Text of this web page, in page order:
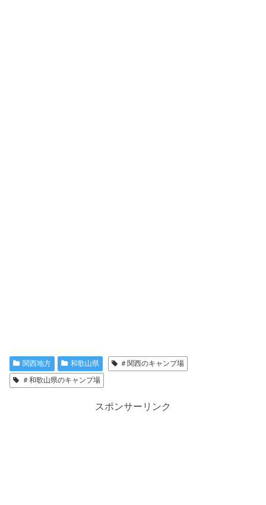
関西地方 和歌山県
＃関西のキャンプ場
＃和歌山県のキャンプ場
スポンサーリンク